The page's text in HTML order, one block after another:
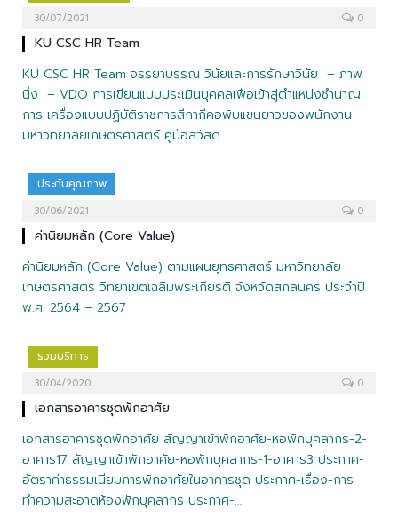
30/07/2021 0
KU CSC HR Team
KU CSC HR Team จรรยาบรรณ วินัยและการรักษาวินัย – ภาพ
นิ่ง – VDO การเขียนแบบประเมินบุคคลเพื่อเข้าสู่ตำแหน่งชำนาญ
การ เครื่องแบบปฏิบัติราชการสีกากีคอพับแขนยาวของพนักงาน
มหาวิทยาลัยเกษตรศาสตร์ คู่มือสวัสด…
ประกันคุณภาพ
30/06/2021 0
ค่านิยมหลัก (Core Value)
ค่านิยมหลัก (Core Value) ตามแผนยุทธศาสตร์ มหาวิทยาลัย
เกษตรศาสตร์ วิทยาเขตเฉลิมพระเกียรติ จังหวัดสกลนคร ประจำปี
พ.ศ. 2564 – 2567
รวมบริการ
30/04/2020 0
เอกสารอาคารชุดพักอาศัย
เอกสารอาคารชุดพักอาศัย สัญญาเข้าพักอาศัย-หอพักบุคลากร-2-
อาคาร17 สัญญาเข้าพักอาศัย-หอพักบุคลากร-1-อาคาร3 ประกาศ-
อัตราค่าธรรมเนียมการพักอาศัยในอาคารชุด ประกาศ-เรื่อง-การ
ทำความสะอาดห้องพักบุคลากร ประกาศ-…